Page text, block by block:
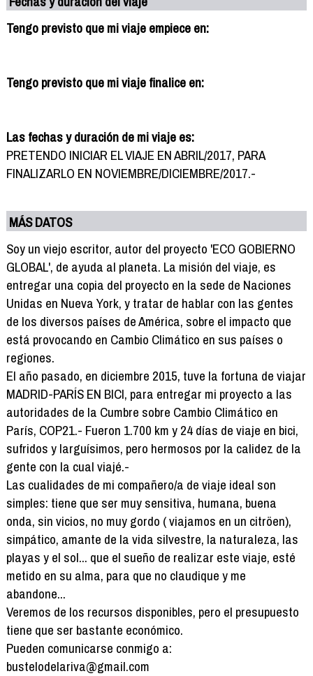
Tengo previsto que mi viaje empiece en:
Tengo previsto que mi viaje finalice en:
Las fechas y duración de mi viaje es:
PRETENDO INICIAR EL VIAJE EN ABRIL/2017, PARA
FINALIZARLO EN NOVIEMBRE/DICIEMBRE/2017.-
MÁS DATOS
Soy un viejo escritor, autor del proyecto 'ECO GOBIERNO
GLOBAL', de ayuda al planeta. La misión del viaje, es
entregar una copia del proyecto en la sede de Naciones
Unidas en Nueva York, y tratar de hablar con las gentes
de los diversos países de América, sobre el impacto que
está provocando en Cambio Climático en sus países o
regiones.
El año pasado, en diciembre 2015, tuve la fortuna de viajar
MADRID-PARÍS EN BICI, para entregar mi proyecto a las
autoridades de la Cumbre sobre Cambio Climático en
París, COP21.- Fueron 1.700 km y 24 días de viaje en bici,
sufridos y larguísimos, pero hermosos por la calidez de la
gente con la cual viajé.-
Las cualidades de mi compañero/a de viaje ideal son
simples: tiene que ser muy sensitiva, humana, buena
onda, sin vicios, no muy gordo ( viajamos en un citröen),
simpático, amante de la vida silvestre, la naturaleza, las
playas y el sol... que el sueño de realizar este viaje, esté
metido en su alma, para que no claudique y me
abandone...
Veremos de los recursos disponibles, pero el presupuesto
tiene que ser bastante económico.
Pueden comunicarse conmigo a:
bustelodelariva@gmail.com